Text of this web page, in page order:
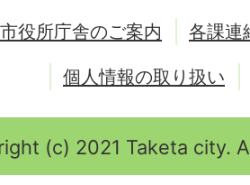
市役所庁舎のご案内
各課連
個人情報の取り扱い
(c) 2021 Taketa city.